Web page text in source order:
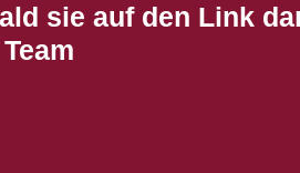
sie auf den Link